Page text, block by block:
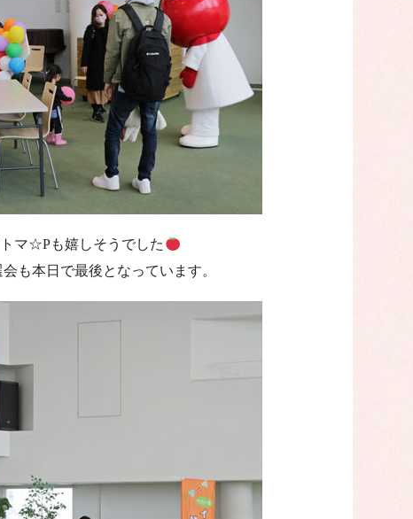
マ☆Pも嬉しそうでした
も本日で最後となっています。